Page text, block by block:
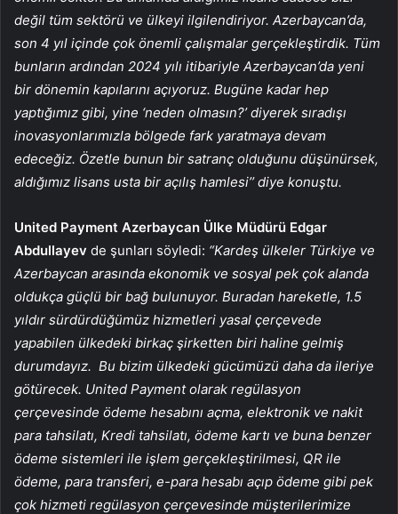
değil tüm sektörü ve ülkeyi ilgilendiriyor. Azerbaycan’da,
son 4 yıl içinde çok önemli çalışmalar gerçekleştirdik. Tüm
bunların ardından 2024 yılı itibariyle Azerbaycan’da yeni
bir dönemin kapılarını açıyoruz. Bugüne kadar hep
yaptığımız gibi, yine ‘neden olmasın?’ diyerek sıradışı
inovasyonlarımızla bölgede fark yaratmaya devam
edeceğiz. Özetle bunun bir satranç olduğunu düşünürsek,
aldığımız lisans usta bir açılış hamlesi’’ diye konuştu.
United Payment Azerbaycan Ülke Müdürü Edgar
Abdullayev de şunları söyledi: “Kardeş ülkeler Türkiye ve
Azerbaycan arasında ekonomik ve sosyal pek çok alanda
oldukça güçlü bir bağ bulunuyor. Buradan hareketle, 1.5
yıldır sürdürdüğümüz hizmetleri yasal çerçevede
yapabilen ülkedeki birkaç şirketten biri haline gelmiş
durumdayız. Bu bizim ülkedeki gücümüzü daha da ileriye
götürecek. United Payment olarak regülasyon
çerçevesinde ödeme hesabını açma, elektronik ve nakit
para tahsilatı, Kredi tahsilatı, ödeme kartı ve buna benzer
ödeme sistemleri ile işlem gerçekleştirilmesi, QR ile
ödeme, para transferi, e-para hesabı açıp ödeme gibi pek
çok hizmeti regülasyon çerçevesinde müşterilerimize